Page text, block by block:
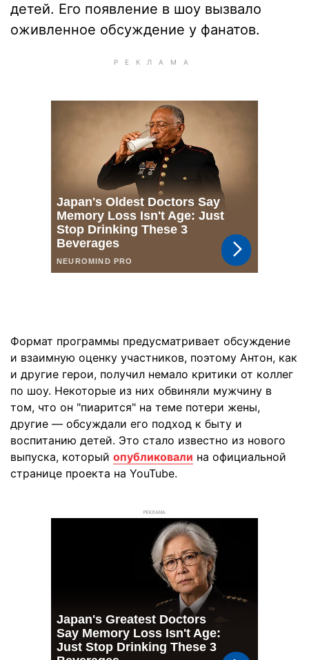
детей. Его появление в шоу вызвало
оживленное обсуждение у фанатов.
Формат программы предусматривает обсуждение
и взаимную оценку участников, поэтому Антон, как
и другие герои, получил немало критики от коллег
по шоу. Некоторые из них обвиняли мужчину в
том, что он "пиарится" на теме потери жены,
другие — обсуждали его подход к быту и
воспитанию детей. Это стало известно из нового
выпуска, который опубликовали на официальной
странице проекта на YouTube.
РЕКЛАМА